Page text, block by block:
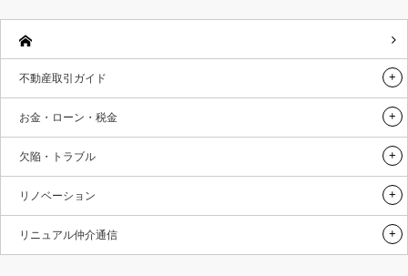
不動産取引ガイド
お金・ローン・税金
欠陥・トラブル
リノベーション
リニュアル仲介通信